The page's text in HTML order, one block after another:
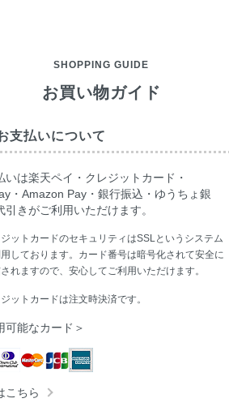
SHOPPING GUIDE
お買い物ガイド
支払いについて
いは楽天ペイ・クレジットカード・
・Amazon Pay・銀行振込・ゆうちょ銀
引きがご利用いただけます。
ットカードのセキュリティはSSLというシステム
しております。カード番号は暗号化されて安全に
れますので、安心してご利用いただけます。
ットカードは注文時決済です。
可能なカード＞
こちら